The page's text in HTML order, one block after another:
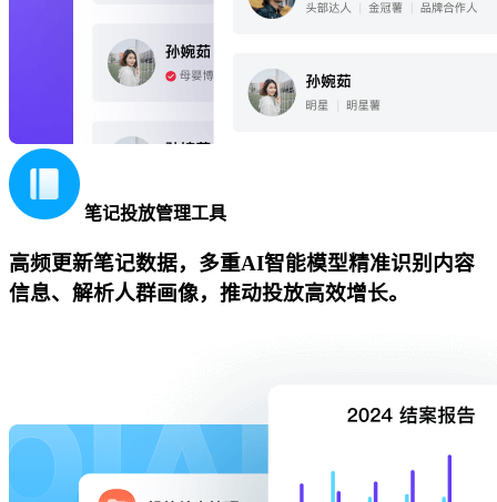
笔记投放管理工具
高频更新笔记数据，多重AI智能模型精准识别内容
信息、解析人群画像，推动投放高效增长。